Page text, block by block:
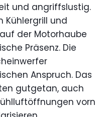
und angriffslustig.
Kühlergrill und
der Motorhaube
Präsenz. Die
Anspruch. Das
gutgetan, auch
vorn